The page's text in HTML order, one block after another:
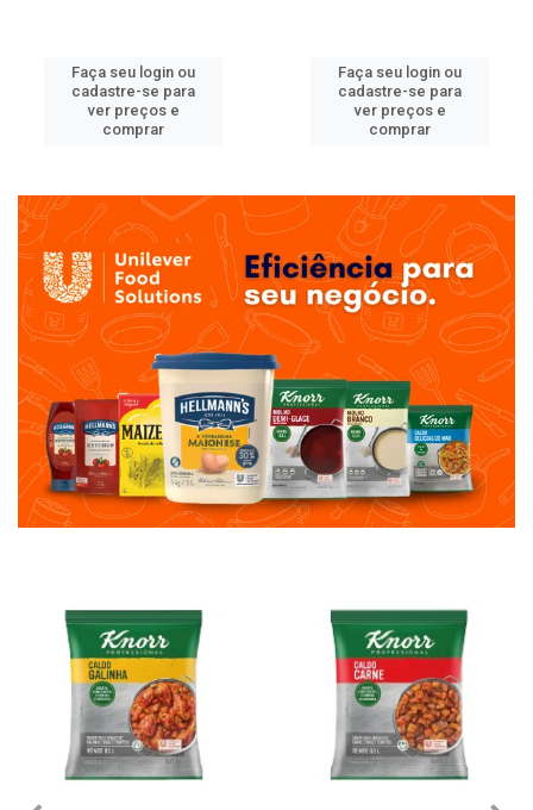
Faça seu login ou
cadastre-se para
ver preços e
comprar
Faça seu login ou
cadastre-se para
ver preços e
comprar